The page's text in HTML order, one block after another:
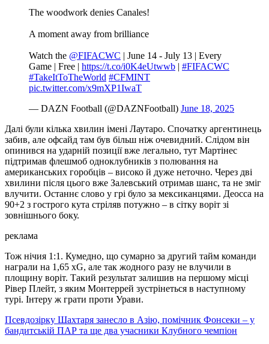
The woodwork denies Canales!
A moment away from brilliance
Watch the @FIFACWC | June 14 - July 13 | Every
Game | Free | https://t.co/i0K4eUtwwb | #FIFACWC
#TakeItToTheWorld #CFMINT
pic.twitter.com/x9mXP1IwaT
— DAZN Football (@DAZNFootball) June 18, 2025
Далі були кілька хвилин імені Лаутаро. Спочатку аргентинець
забив, але офсайд там був більш ніж очевидний. Слідом він
опинився на ударній позиції вже легально, тут Мартінес
підтримав флешмоб одноклубників з полювання на
американських горобців – високо й дуже неточно. Через дві
хвилини після цього вже Залевський отримав шанс, та не зміг
влучити. Останнє слово у грі було за мексиканцями. Деосса на
90+2 з гострого кута стріляв потужно – в сітку воріт зі
зовнішнього боку.
реклама
Тож нічия 1:1. Кумедно, що сумарно за другий тайм команди
награли на 1,65 xG, але так жодного разу не влучили в
площину воріт. Такий результат залишив на першому місці
Рівер Плейт, з яким Монтеррей зустрінеться в наступному
турі. Інтеру ж грати проти Урави.
Псевдозірку Шахтаря занесло в Азію, помічник Фонсеки – у
бандитській ПАР та ще два учасники Клубного чемпіон